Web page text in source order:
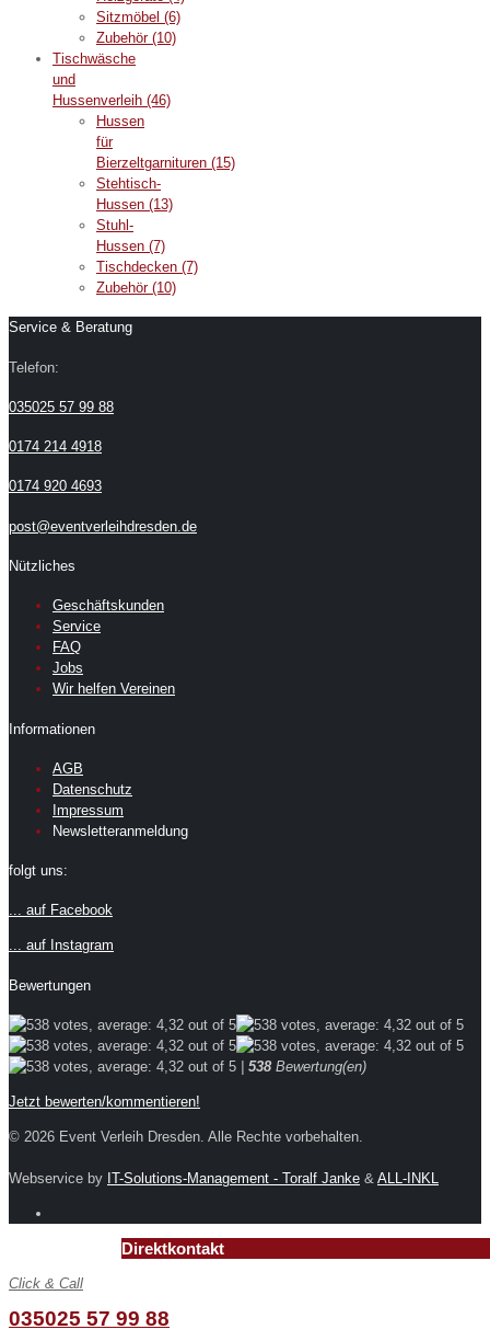
Sitzmöbel (6)
Zubehör (10)
Tischwäsche
und
Hussenverleih (46)
Hussen
für
Bierzeltgarnituren (15)
Stehtisch-
Hussen (13)
Stuhl-
Hussen (7)
Tischdecken (7)
Zubehör (10)
Service & Beratung
Telefon:
035025 57 99 88
0174 214 4918
0174 920 4693
post@eventverleihdresden.de
Nützliches
Geschäftskunden
Service
FAQ
Jobs
Wir helfen Vereinen
Informationen
AGB
Datenschutz
Impressum
Newsletteranmeldung
folgt uns:
... auf Facebook
... auf Instagram
Bewertungen
538Bewertung(en)
Jetzt bewerten/kommentieren!
© 2026 Event Verleih Dresden. Alle Rechte vorbehalten.
Webservice by IT-Solutions-Management - Toralf Janke & ALL-INKL
Direktkontakt
Click & Call
035025 57 99 88